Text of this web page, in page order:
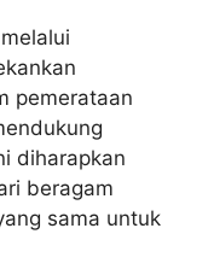
pemerataan
diharapkan
beragam
sama untuk